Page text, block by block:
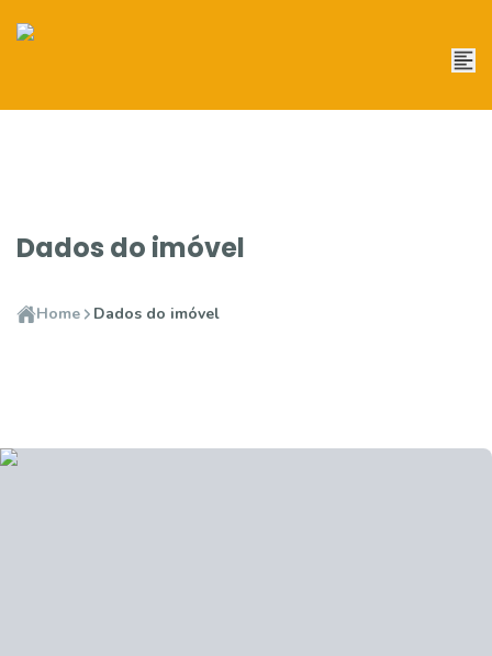
Dados do imóvel
Home Dados do imóvel